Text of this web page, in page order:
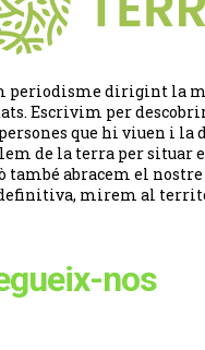
periodisme dirigint la
Escrivim per
que hi viuen i
de la terra per situar
també abracem el
mirem al
nos